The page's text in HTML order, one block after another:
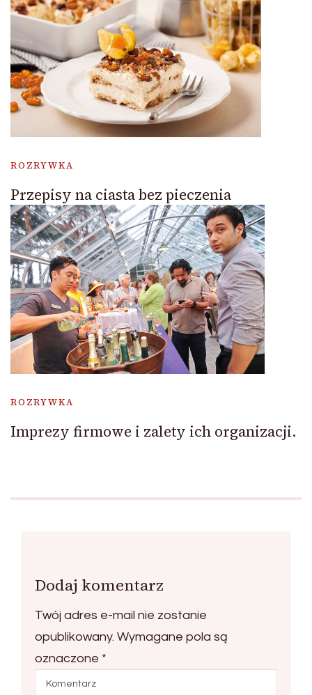
ROZRYWKA
Przepisy na ciasta bez pieczenia
ROZRYWKA
Imprezy firmowe i zalety ich organizacji.
Dodaj komentarz
Twój adres e-mail nie zostanie
opublikowany. Wymagane pola są
oznaczone *